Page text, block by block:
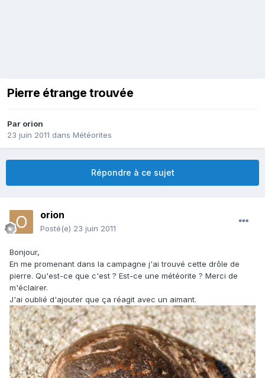
Pierre étrange trouvée
Par orion
23 juin 2011 dans Météorites
Répondre à ce sujet
orion
Posté(e) 23 juin 2011
Bonjour,
En me promenant dans la campagne j'ai trouvé cette drôle de
pierre. Qu'est-ce que c'est ? Est-ce une météorite ? Merci de
m'éclairer.
J'ai oublié d'ajouter que ça réagit avec un aimant.